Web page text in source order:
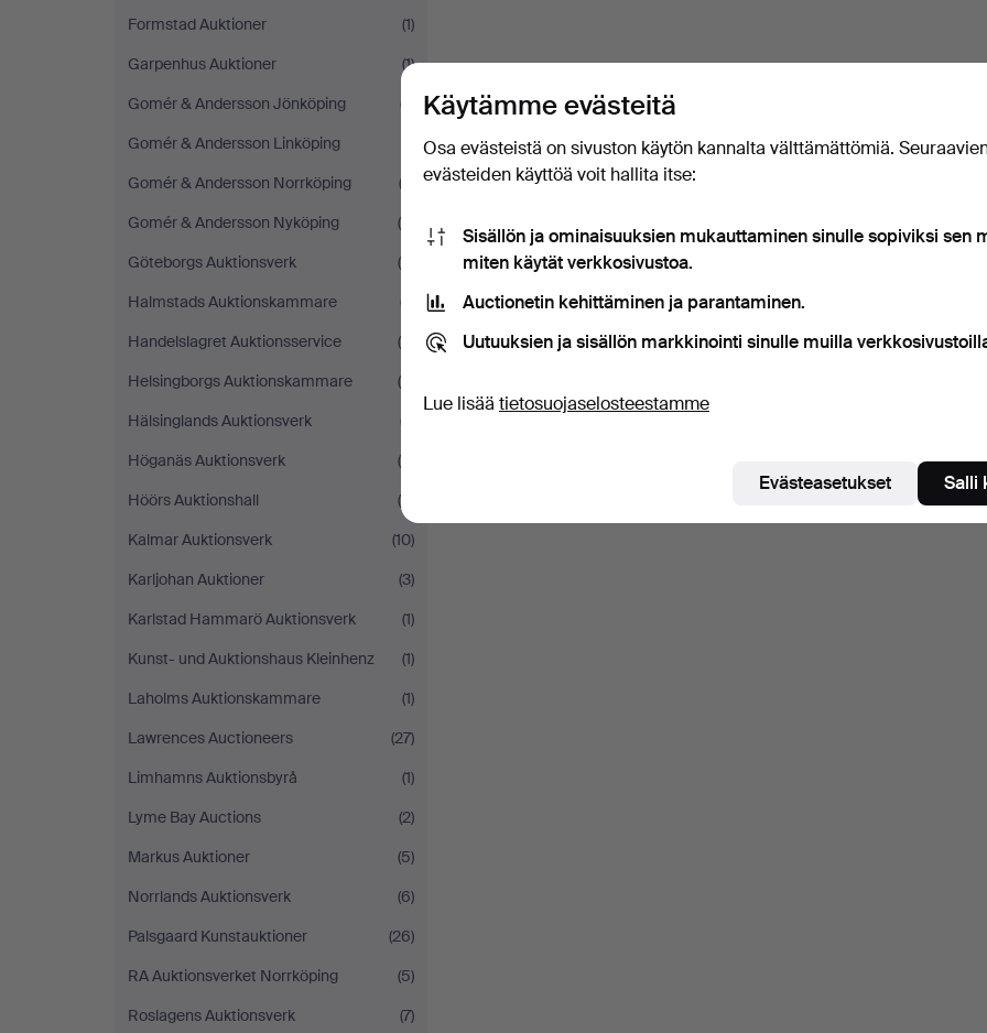
Formstad Auktioner
(1)
Garpenhus Auktioner
(1)
Gomér & Andersson Jönköping
(7)
Gomér & Andersson Linköping
Gomér & Andersson Norrköping
(3)
Gomér & Andersson Nyköping
(6)
Göteborgs Auktionsverk
(4)
Halmstads Auktionskammare
(7)
Handelslagret Auktionsservice
(8)
Helsingborgs Auktionskammare
(8)
Hälsinglands Auktionsverk
(7)
Höganäs Auktionsverk
(4)
Höörs Auktionshall
(6)
Kalmar Auktionsverk
(10)
Karljohan Auktioner
(3)
Karlstad Hammarö Auktionsverk
(1)
Kunst- und Auktionshaus Kleinhenz
(1)
Laholms Auktionskammare
(1)
Lawrences Auctioneers
(27)
Limhamns Auktionsbyrå
(1)
Lyme Bay Auctions
(2)
Markus Auktioner
(5)
Norrlands Auktionsverk
(6)
Palsgaard Kunstauktioner
(26)
RA Auktionsverket Norrköping
(5)
Roslagens Auktionsverk
(7)
Käytämme evästeitä
Osa evästeistä on sivuston käytön kannalta välttämättömiä.
evästeiden käyttöä voit hallita itse:
Sisällön ja ominaisuuksien mukauttaminen sinulle sopiviksi sen
miten käytät verkkosivustoa.
Auctionetin kehittäminen ja parantaminen.
Uutuuksien ja sisällön markkinointi sinulle muilla
Lue lisää tietosuojaselosteestamme
Evästeasetukset Salli